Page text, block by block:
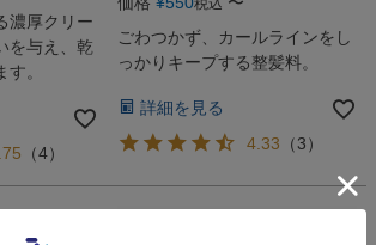
濃厚クリー
を与え、乾
。
（4）
税込
ごわつかず、カールラインをし
っかりキープする整髪料。
詳細を見る
4.33 （3）